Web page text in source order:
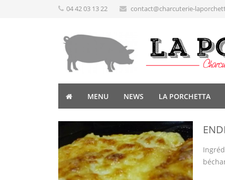
04 42 03 13 22 contact@charcuterie-
MENU NEWS LA PORCHETTA